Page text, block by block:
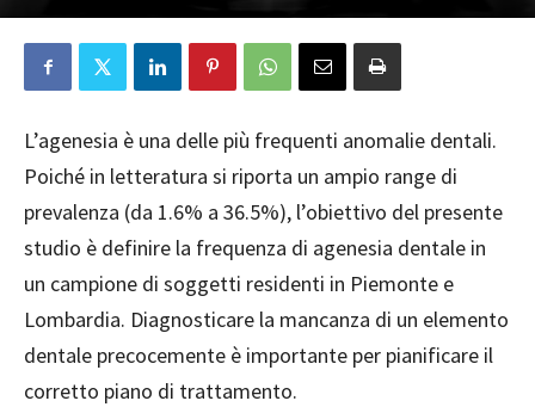
L’agenesia è una delle più frequenti anomalie dentali.
Poiché in letteratura si riporta un ampio range di
prevalenza (da 1.6% a 36.5%), l’obiettivo del presente
studio è definire la frequenza di agenesia dentale in
un campione di soggetti residenti in Piemonte e
Lombardia. Diagnosticare la mancanza di un elemento
dentale precocemente è importante per pianificare il
corretto piano di trattamento.